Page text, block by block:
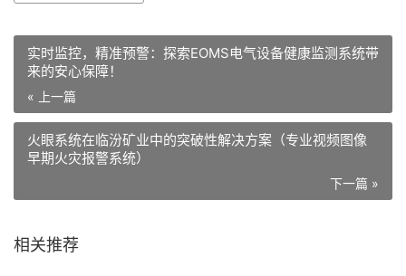
实时监控，精准预警：探索EOMS电气设备健康监测系统带
来的安心保障！
« 上一篇
火眼系统在临汾矿业中的突破性解决方案（专业视频图像
早期火灾报警系统）
下一篇 »
相关推荐